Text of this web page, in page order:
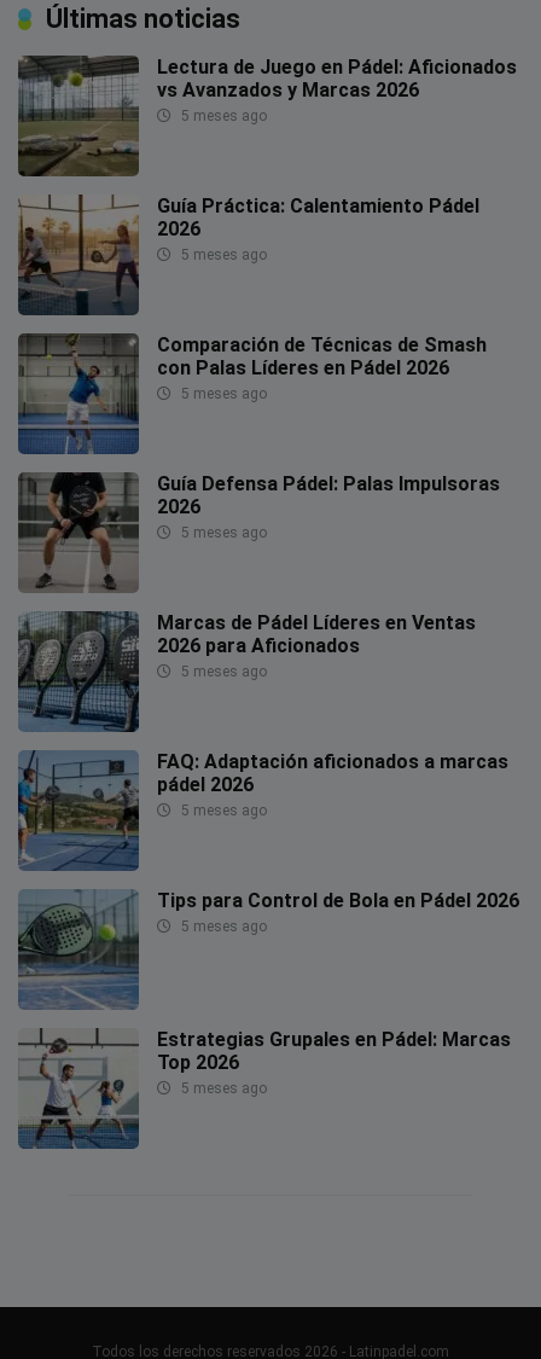
Últimas noticias
Lectura de Juego en Pádel: Aficionados
vs Avanzados y Marcas 2026
5 meses ago
Guía Práctica: Calentamiento Pádel
2026
5 meses ago
Comparación de Técnicas de Smash
con Palas Líderes en Pádel 2026
5 meses ago
Guía Defensa Pádel: Palas Impulsoras
2026
5 meses ago
Marcas de Pádel Líderes en Ventas
2026 para Aficionados
5 meses ago
FAQ: Adaptación aficionados a marcas
pádel 2026
5 meses ago
Tips para Control de Bola en Pádel 2026
5 meses ago
Estrategias Grupales en Pádel: Marcas
Top 2026
5 meses ago
Todos los derechos reservados 2026 - Latinpadel.com